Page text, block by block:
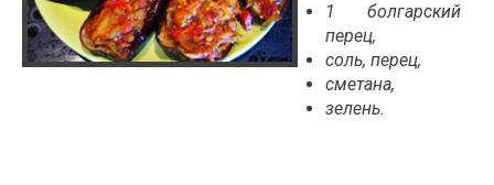
1 болгарский
перец,
соль, перец,
сметана,
зелень.